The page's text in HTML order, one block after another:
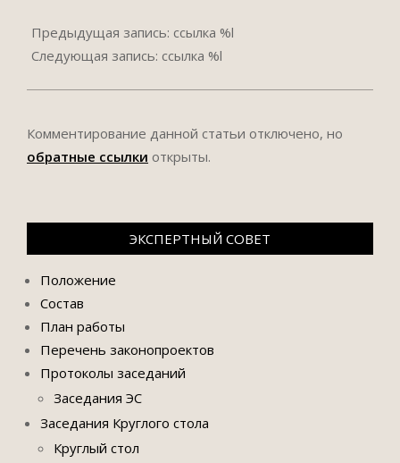
07-
10
Предыдущая запись: ссылка %l
Следующая запись: ссылка %l
Комментирование данной статьи отключено, но
обратные ссылки открыты.
ЭКСПЕРТНЫЙ СОВЕТ
Положение
Состав
План работы
Перечень законопроектов
Протоколы заседаний
Заседания ЭС
Заседания Круглого стола
Круглый стол